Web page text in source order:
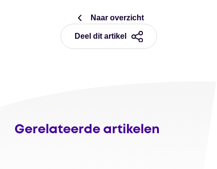
Naar overzicht
Deel dit artikel
Gerelateerde artikelen